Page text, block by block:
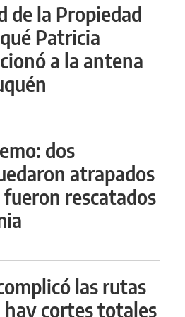
de la Propiedad
Patricia
a la antena
dos
atrapados
rescatados
las rutas
hay cortes totales